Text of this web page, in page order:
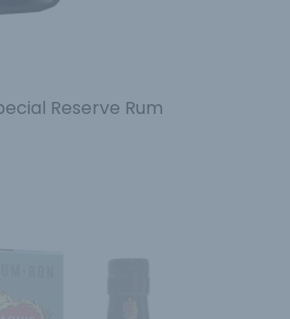
Reserve Rum